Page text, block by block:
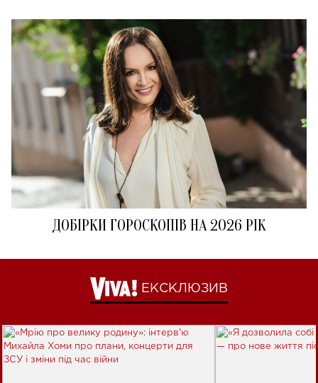
ДОБІРКИ ГОРОСКОПІВ НА 2026 РІК
ЕКСКЛЮЗИВ